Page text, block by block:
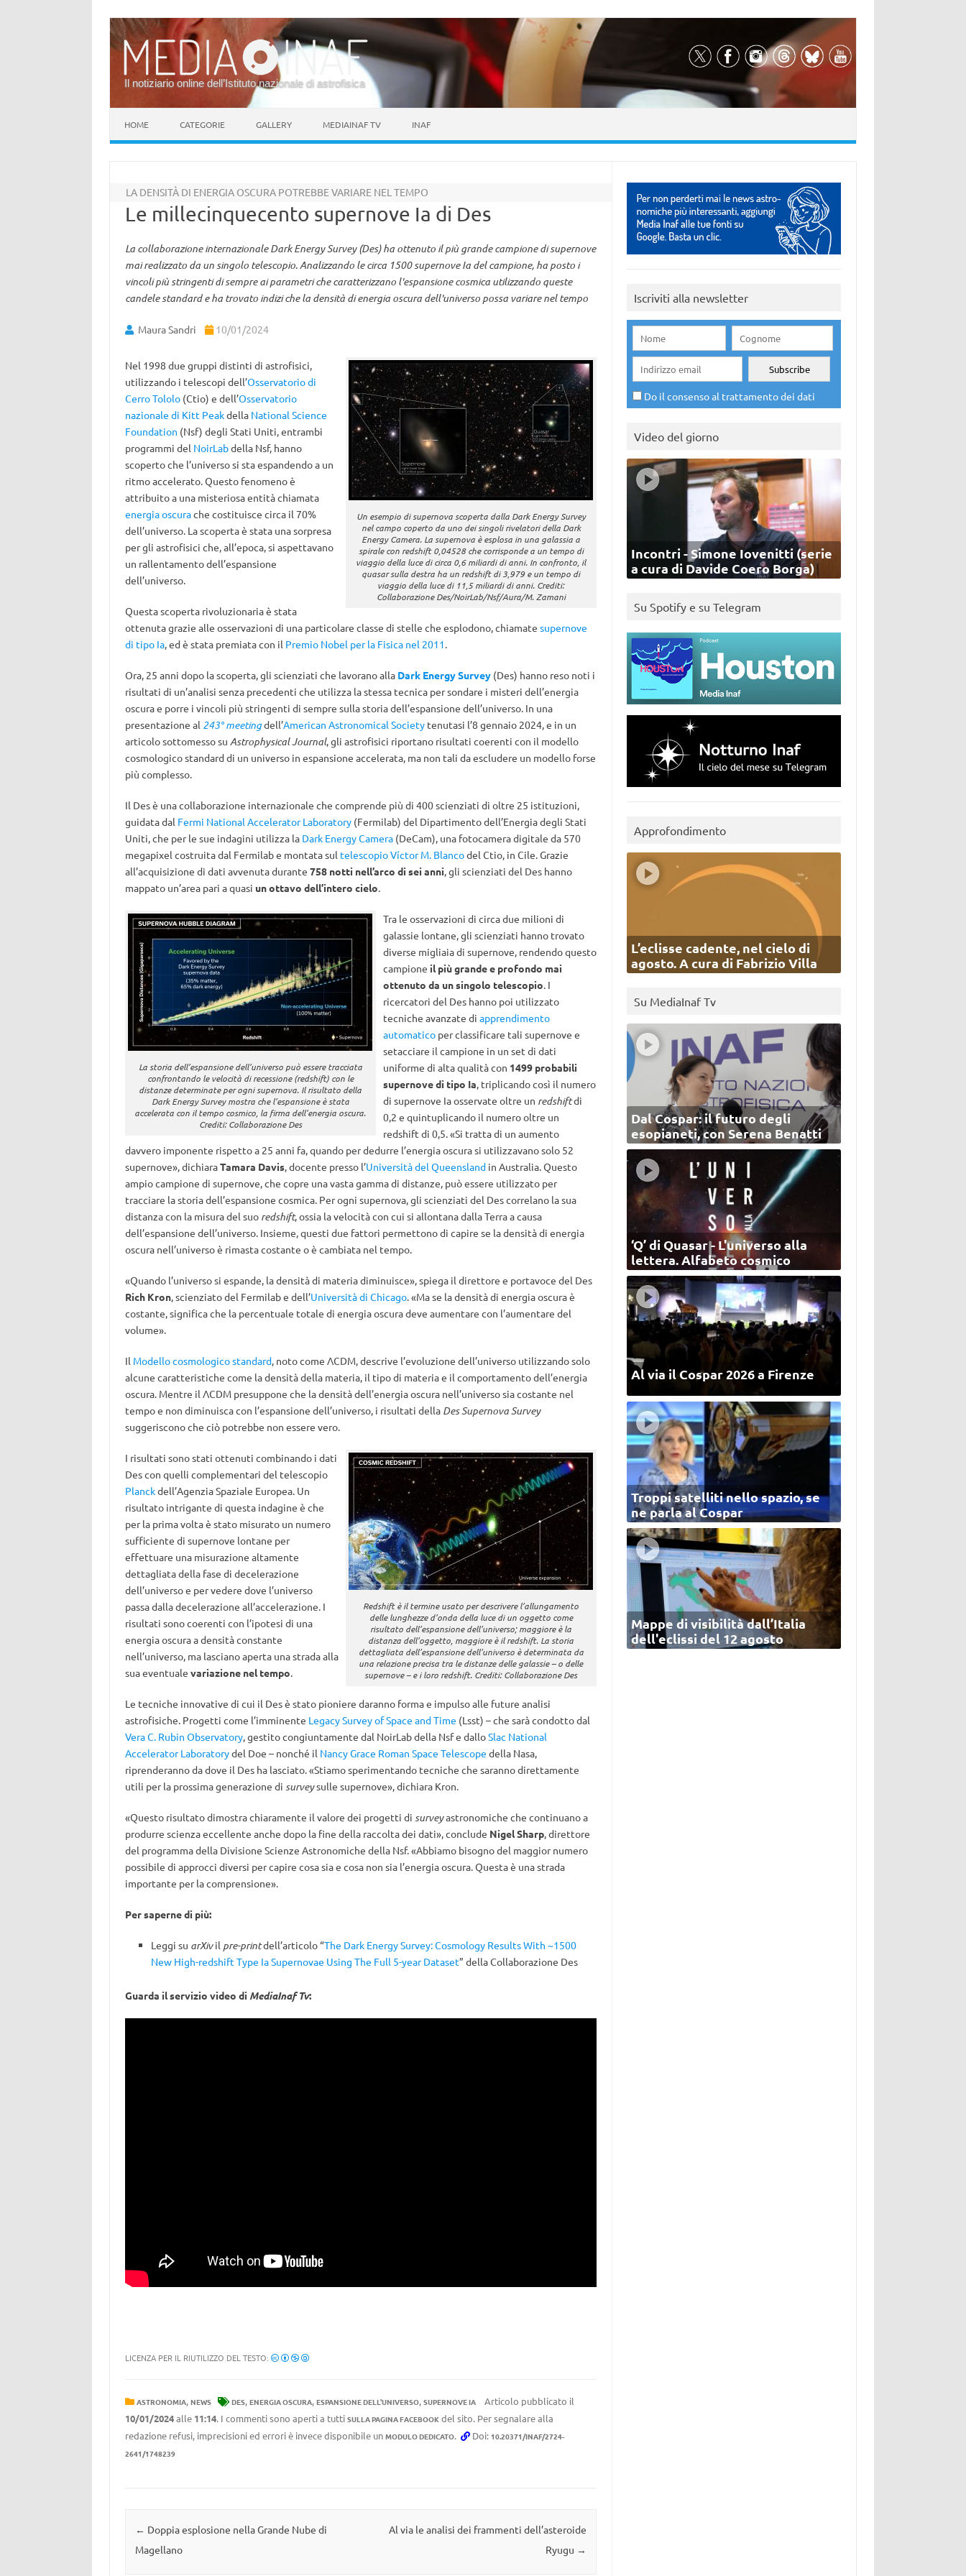
Il notiziario online dell’Istituto nazionale di astrofisica
HOME CATEGORIE GALLERY MEDIAINAF TV INAF
LA DENSITÀ DI ENERGIA OSCURA POTREBBE VARIARE NEL TEMPO
Le millecinquecento supernove Ia di Des
La collaborazione internazionale Dark Energy Survey (Des) ha ottenuto il più grande campione di supernove
mai realizzato da un singolo telescopio. Analizzando le circa 1500 supernove Ia del campione, ha posto i
vincoli più stringenti di sempre ai parametri che caratterizzano l'espansione cosmica utilizzando queste
candele standard e ha trovato indizi che la densità di energia oscura dell'universo possa variare nel tempo
Maura Sandri 10/01/2024
Un esempio di supernova scoperta dalla Dark Energy Survey
nel campo coperto da uno dei singoli rivelatori della Dark
Energy Camera. La supernova è esplosa in una galassia a
spirale con redshift 0,04528 che corrisponde a un tempo di
viaggio della luce di circa 0,6 miliardi di anni. In confronto, il
quasar sulla destra ha un redshift di 3,979 e un tempo di
viaggio della luce di 11,5 miliardi di anni. Crediti:
Collaborazione Des/NoirLab/Nsf/Aura/M. Zamani
Nel 1998 due gruppi distinti di astrofisici,
utilizzando i telescopi dell’Osservatorio di
Cerro Tololo(Ctio) e dell’Osservatorio
nazionale di Kitt Peakdella National Science
Foundation (Nsf) degli Stati Uniti, entrambi
programmi del NoirLabdella Nsf, hanno
scoperto che l’universo si sta espandendo a un
ritmo accelerato. Questo fenomeno è
attribuito a una misteriosa entità chiamata
energia oscurache costituisce circa il 70%
dell’universo. La scoperta è stata una sorpresa
per gli astrofisici che, all’epoca, si aspettavano
un rallentamento dell’espansione
dell’universo.
Questa scoperta rivoluzionaria è stata
ottenuta grazie alle osservazioni di una particolare classe di stelle che esplodono, chiamate supernove
di tipo Ia, ed è stata premiata con il Premio Nobel per la Fisica nel 2011.
Ora, 25 anni dopo la scoperta, gli scienziati che lavorano alla Dark Energy Survey(Des) hanno reso noti i
risultati di un’analisi senza precedenti che utilizza la stessa tecnica per sondare i misteri dell’energia
oscura e porre i vincoli più stringenti di sempre sulla storia dell’espansione dell’universo. In una
presentazione al 243° meetingdell’American Astronomical Societytenutasi l’8 gennaio 2024, e in un
articolo sottomesso su Astrophysical Journal, gli astrofisici riportano risultati coerenti con il modello
cosmologico standard di un universo in espansione accelerata, ma non tali da escludere un modello forse
più complesso.
Il Des è una collaborazione internazionale che comprende più di 400 scienziati di oltre 25 istituzioni,
guidata dal Fermi National Accelerator Laboratory(Fermilab) del Dipartimento dell’Energia degli Stati
Uniti, che per le sue indagini utilizza la Dark Energy Camera(DeCam), una fotocamera digitale da 570
megapixel costruita dal Fermilab e montata sul telescopio Víctor M. Blancodel Ctio, in Cile. Grazie
all’acquisizione di dati avvenuta durante 758 notti nell’arco di sei anni, gli scienziati del Des hanno
mappato un’area pari a quasi un ottavo dell’intero cielo.
La storia dell’espansione dell’universo può essere tracciata
confrontando le velocità di recessione (redshift) con le
distanze determinate per ogni supernova. Il risultato della
Dark Energy Survey mostra che l’espansione è stata
accelerata con il tempo cosmico, la firma dell’energia oscura.
Crediti: Collaborazione Des
Tra le osservazioni di circa due milioni di
galassie lontane, gli scienziati hanno trovato
diverse migliaia di supernove, rendendo questo
campione il più grande e profondo mai
ottenuto da un singolo telescopio. I
ricercatori del Des hanno poi utilizzato
tecniche avanzate di apprendimento
automaticoper classificare tali supernove e
setacciare il campione in un set di dati
uniforme di alta qualità con 1499 probabili
supernove di tipo Ia, triplicando così il numero
di supernove Ia osservate oltre un redshiftdi
0,2 e quintuplicando il numero oltre un
redshift di 0,5. «Si tratta di un aumento
davvero imponente rispetto a 25 anni fa, quando per dedurre l’energia oscura si utilizzavano solo 52
supernove», dichiaraTamara Davis, docente presso l’Università del Queenslandin Australia. Questo
ampio campione di supernove, che copre una vasta gamma di distanze, può essere utilizzato per
tracciare la storia dell’espansione cosmica. Per ogni supernova, gli scienziati del Des correlano la sua
distanza con la misura del suo redshift, ossia la velocità con cui si allontana dalla Terra a causa
dell’espansione dell’universo. Insieme, questi due fattori permettono di capire se la densità di energia
oscura nell’universo è rimasta costante o è cambiata nel tempo.
«Quando l’universo si espande, la densità di materia diminuisce», spiega il direttore e portavoce del Des
Rich Kron, scienziato del Fermilab e dell’Università di Chicago. «Ma se la densità di energia oscura è
costante, significa che la percentuale totale di energia oscura deve aumentare con l’aumentare del
volume».
Il Modello cosmologico standard, noto come ΛCDM, descrive l’evoluzione dell’universo utilizzando solo
alcune caratteristiche come la densità della materia, il tipo di materia e il comportamento dell’energia
oscura. Mentre il ΛCDM presuppone che la densità dell’energia oscura nell’universo sia costante nel
tempo e non diminuisca con l’espansione dell’universo, i risultati della Des Supernova Survey
suggeriscono che ciò potrebbe non essere vero.
Redshift è il termine usato per descrivere l’allungamento
delle lunghezze d’onda della luce di un oggetto come
risultato dell’espansione dell’universo; maggiore è la
distanza dell’oggetto, maggiore è il redshift. La storia
dettagliata dell’espansione dell’universo è determinata da
una relazione precisa tra le distanze delle galassie – o delle
supernove – e i loro redshift. Crediti: Collaborazione Des
I risultati sono stati ottenuti combinando i dati
Des con quelli complementari del telescopio
Planckdell’Agenzia Spaziale Europea. Un
risultato intrigante di questa indagine è che
per la prima volta è stato misurato un numero
sufficiente di supernove lontane per
effettuare una misurazione altamente
dettagliata della fase di decelerazione
dell’universo e per vedere dove l’universo
passa dalla decelerazione all’accelerazione. I
risultati sono coerenti con l’ipotesi di una
energia oscura a densità constante
nell’universo, ma lasciano aperta una strada alla
sua eventuale variazione nel tempo.
Le tecniche innovative di cui il Des è stato pioniere daranno forma e impulso alle future analisi
astrofisiche. Progetti come l’imminente Legacy Survey of Space and Time (Lsst) – che sarà condotto dal
Vera C. Rubin Observatory, gestito congiuntamente dal NoirLab della Nsf e dalloSlac National
Accelerator Laboratorydel Doe – nonché il Nancy Grace Roman Space Telescope della Nasa,
riprenderanno da dove il Des ha lasciato. «Stiamo sperimentando tecniche che saranno direttamente
utili per la prossima generazione di surveysulle supernove», dichiara Kron.
«Questo risultato dimostra chiaramente il valore dei progetti di surveyastronomiche che continuano a
produrre scienza eccellente anche dopo la fine della raccolta dei dati», conclude Nigel Sharp, direttore
del programma della Divisione Scienze Astronomiche della Nsf. «Abbiamo bisogno del maggior numero
possibile di approcci diversi per capire cosa sia e cosa non sia l’energia oscura. Questa è una strada
importante per la comprensione».
Per saperne di più:
Leggi su arXivil pre-printdell’articolo “The Dark Energy Survey: Cosmology Results With ~1500
New High-redshift Type Ia Supernovae Using The Full 5-year Dataset” della Collaborazione Des
Guarda il servizio video di MediaInaf Tv:
LICENZA PER IL RIUTILIZZO DEL TESTO:
ASTRONOMIA, NEWS DES, ENERGIA OSCURA, ESPANSIONE DELL'UNIVERSO, SUPERNOVE IA
Articolo pubblicato il
10/01/2024alle 11:14. I commenti sono aperti a tutti SULLA PAGINA FACEBOOKdel sito. Per segnalare alla
redazione refusi, imprecisioni ed errori è invece disponibile un MODULO DEDICATO. Doi: 10.20371/INAF/2724-
2641/1748239
Navigazione articolo
← Doppia esplosione nella Grande Nube di
Magellano
Al via le analisi dei frammenti dell’asteroide
Ryugu →
Iscriviti alla newsletter
Do il consenso al trattamento dei dati
Video del giorno
Incontri - Simone Iovenitti (serie
a cura di Davide Coero Borga)
Su Spotify e su Telegram
Approfondimento
L’eclisse cadente, nel cielo di
agosto. A cura di Fabrizio Villa
Su MediaInaf Tv
Dal Cospar: il futuro degli
esopianeti, con Serena Benatti
‘Q’ di Quasar - L'universo alla
lettera. Alfabeto cosmico
Al via il Cospar 2026 a Firenze
Troppi satelliti nello spazio, se
ne parla al Cospar
Mappe di visibilità dall’Italia
dell'eclissi del 12 agosto